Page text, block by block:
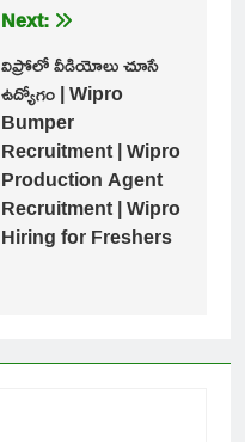
Next:
విప్రోలో వీడియోలు చూసే
ఉద్యోగం | Wipro
Bumper
Recruitment | Wipro
Production Agent
Recruitment | Wipro
Hiring for Freshers